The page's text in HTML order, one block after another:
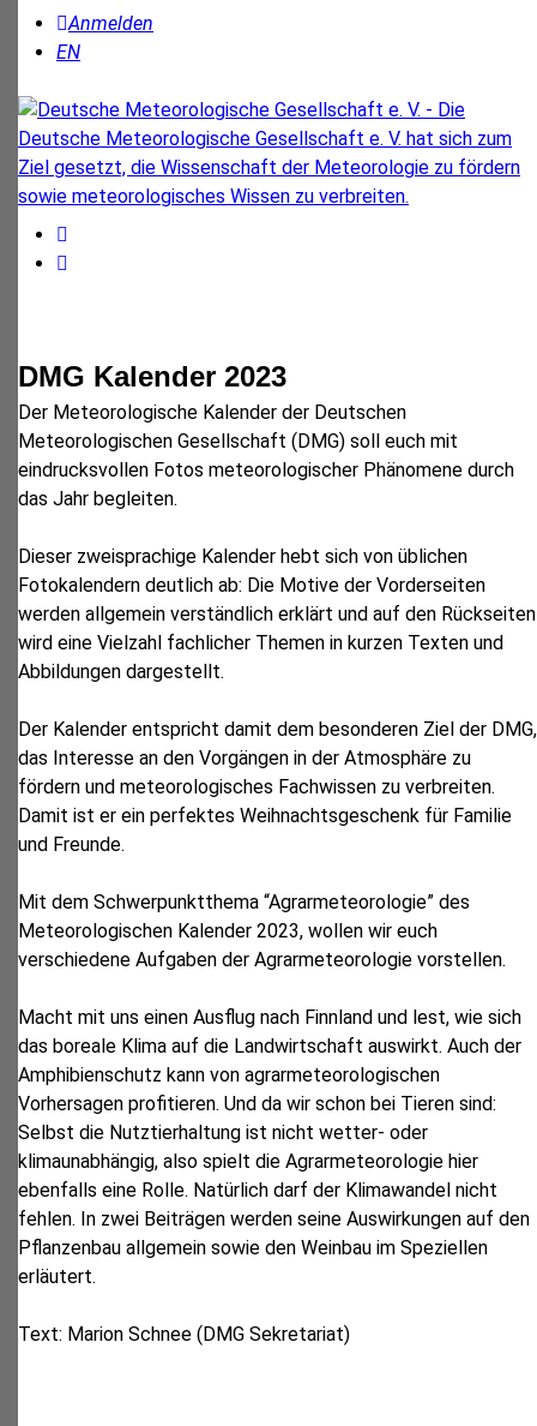
Anmelden
EN
DMG Kalender 2023
Der Meteorologische Kalender der Deutschen
Meteorologischen Gesellschaft (DMG) soll euch mit
eindrucksvollen Fotos meteorologischer Phänomene durch
das Jahr begleiten.
Dieser zweisprachige Kalender hebt sich von üblichen
Fotokalendern deutlich ab: Die Motive der Vorderseiten
werden allgemein verständlich erklärt und auf den Rückseiten
wird eine Vielzahl fachlicher Themen in kurzen Texten und
Abbildungen dargestellt.
Der Kalender entspricht damit dem besonderen Ziel der DMG,
das Interesse an den Vorgängen in der Atmosphäre zu
fördern und meteorologisches Fachwissen zu verbreiten.
Damit ist er ein perfektes Weihnachtsgeschenk für Familie
und Freunde.
Mit dem Schwerpunktthema “Agrarmeteorologie” des
Meteorologischen Kalender 2023, wollen wir euch
verschiedene Aufgaben der Agrarmeteorologie vorstellen.
Macht mit uns einen Ausflug nach Finnland und lest, wie sich
das boreale Klima auf die Landwirtschaft auswirkt. Auch der
Amphibienschutz kann von agrarmeteorologischen
Vorhersagen profitieren. Und da wir schon bei Tieren sind:
Selbst die Nutztierhaltung ist nicht wetter- oder
klimaunabhängig, also spielt die Agrarmeteorologie hier
ebenfalls eine Rolle. Natürlich darf der Klimawandel nicht
fehlen. In zwei Beiträgen werden seine Auswirkungen auf den
Pflanzenbau allgemein sowie den Weinbau im Speziellen
erläutert.
Text: Marion Schnee (DMG Sekretariat)